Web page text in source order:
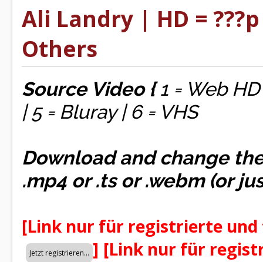
Ali Landry | HD =
Others
Source Video {1 = Web HD
| 5 = Bluray | 6 = VHS
Download and change
.mp4 or .ts or .webm (or
[Link nur für registrierte
] [Link nur für